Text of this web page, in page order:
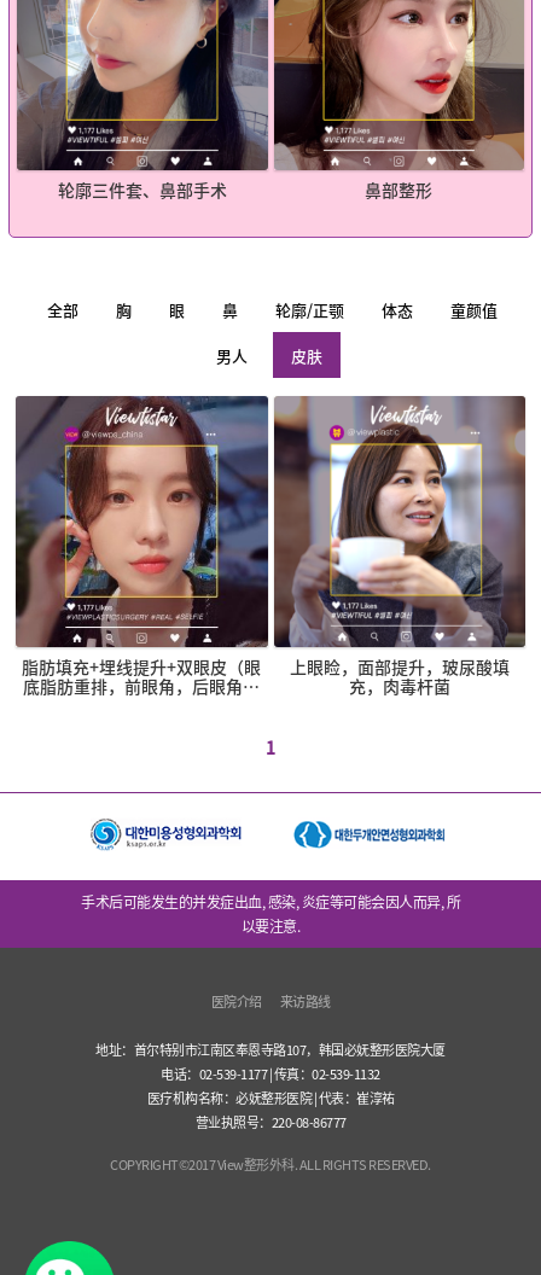
轮廓三件套、鼻部手术 鼻部整形
全部 胸 眼 鼻 轮廓/正颚 体态
童颜值
男人
皮肤
脂肪填充+埋线提升+双眼皮（眼
底脂肪重排，前眼角，后眼角，
上眼睑，面部提升，玻尿酸填
充，肉毒杆菌
1
手术后可能发生的并发症出血, 感染, 炎症等可能会因人而异, 所
以要注意.
医院介绍 来访路线
地址：首尔特别市江南区奉恩寺路107，韩国必妩整形医院大厦
电话：02-539-1177 | 传真：02-539-1132
医疗机构名称：必妩整形医院 | 代表：崔淳祐
营业执照号：220-08-86777
COPYRIGHT©2017 View整形外科. ALL RIGHTS RESERVED.